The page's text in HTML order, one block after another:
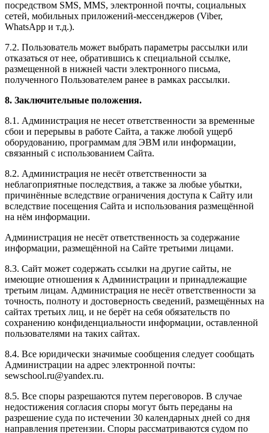
посредством SMS, MMS, электронной почты, социальных
сетей, мобильных приложений-мессенджеров (Viber,
WhatsApp и т.д.).
7.2. Пользователь может выбрать параметры рассылки или
отказаться от нее, обратившись к специальной ссылке,
размещенной в нижней части электронного письма,
полученного Пользователем ранее в рамках рассылки.
8. Заключительные положения.
8.1. Администрация не несет ответственности за временные
сбои и перерывы в работе Сайта, а также любой ущерб
оборудованию, программам для ЭВМ или информации,
связанный с использованием Сайта.
8.2. Администрация не несёт ответственности за
неблагоприятные последствия, а также за любые убытки,
причинённые вследствие ограничения доступа к Сайту или
вследствие посещения Сайта и использования размещённой
на нём информации.
Администрация не несёт ответственность за содержание
информации, размещённой на Сайте третьими лицами.
8.3. Сайт может содержать ссылки на другие сайты, не
имеющие отношения к Администрации и принадлежащие
третьим лицам. Администрация не несёт ответственности за
точность, полноту и достоверность сведений, размещённых на
сайтах третьих лиц, и не берёт на себя обязательств по
сохранению конфиденциальности информации, оставленной
пользователями на таких сайтах.
8.4. Все юридически значимые сообщения следует сообщать
Администрации на адрес электронной почты:
sewschool.ru@yandex.ru.
8.5. Все споры разрешаются путем переговоров. В случае
недостижения согласия споры могут быть переданы на
разрешение суда по истечении 30 календарных дней со дня
направления претензии. Споры рассматриваются судом по